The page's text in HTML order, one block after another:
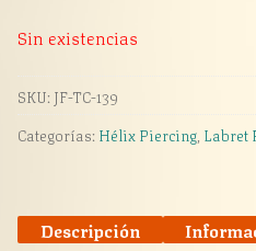
Sin existencias
SKU: JF-TC-139
Categorías: Hélix Piercing Labret
Descripción